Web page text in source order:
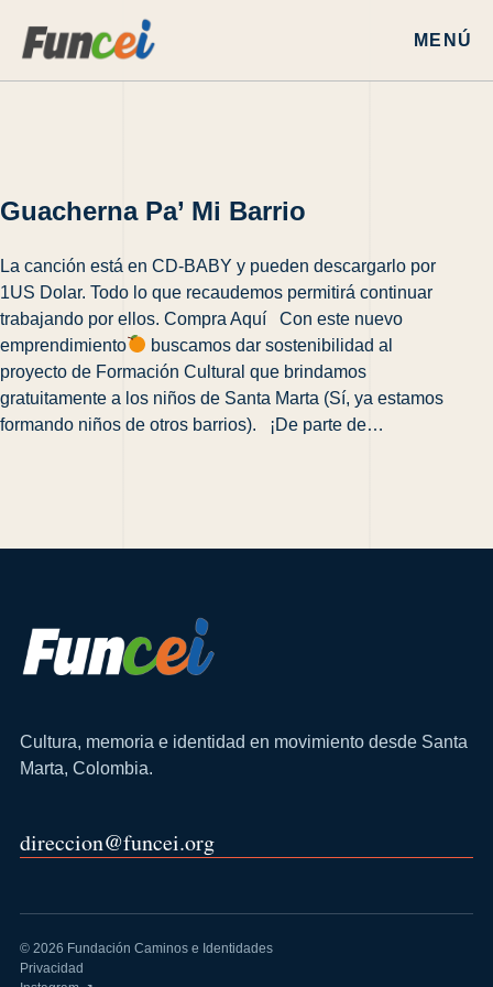
MENÚ
Guacherna Pa’ Mi Barrio
La canción está en CD-BABY y pueden descargarlo por
1US Dolar. Todo lo que recaudemos permitirá continuar
trabajando por ellos. Compra Aquí Con este nuevo
emprendimiento
buscamos dar sostenibilidad al
proyecto de Formación Cultural que brindamos
gratuitamente a los niños de Santa Marta (Sí, ya estamos
formando niños de otros barrios). ¡De parte de…
Cultura, memoria e identidad en movimiento desde Santa
Marta, Colombia.
direccion@funcei.org
© 2026 Fundación Caminos e Identidades
Privacidad